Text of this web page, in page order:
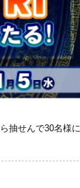
抽せんで30名様に